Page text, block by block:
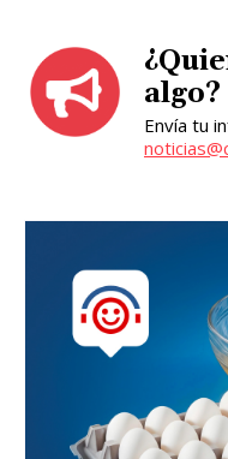
algo?
Envía tu